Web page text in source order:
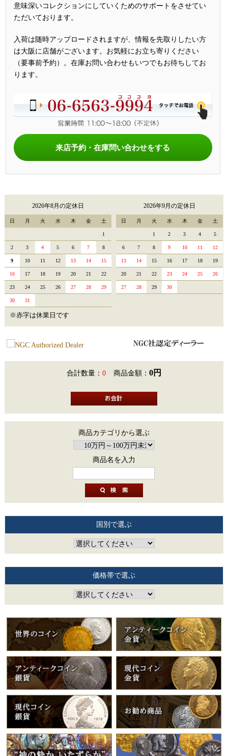
意味深いコレクションにしていくためのサポートをさせてい
ただいております。
入荷は随時アップロードされますが、情報を先取りしたい方
は大阪に店舗がございます。お気軽にお立ち寄りください
（要事前予約）。在庫お問い合わせもいつでもお待ちしてお
ります。
来店予約・在庫問い合わせをする
2026年8月の定休日
日 月 火 水 木 金 土
1
2 3 4 5 6 7 8
9 10 11 12 13 14 15
16 17 18 19 20 21 22
23 24 25 26 27 28 29
30 31
2026年9月の定休日
日 月 火 水 木 金 土
1 2 3 4 5
6 7 8 9 10 11 12
13 14 15 16 17 18 19
20 21 22 23 24 25 26
27 28 29 30
※赤字は休業日です
合計数量： 0 商品金額： 0円
商品カテゴリから選ぶ
商品名を入力
国別で選ぶ
価格帯で選ぶ